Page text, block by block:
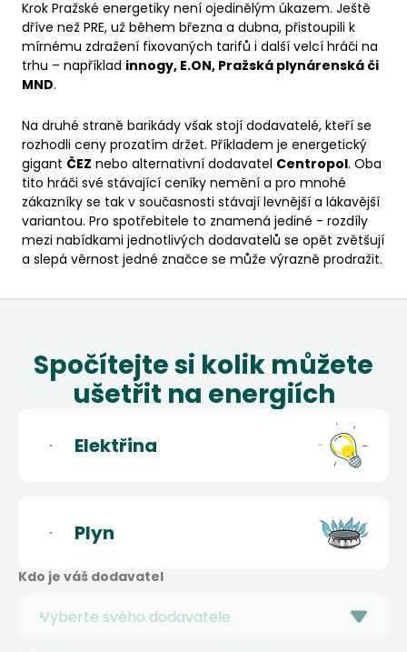
Krok Pražské energetiky není ojedinělým úkazem. Ještě
dříve než PRE, už během března a dubna, přistoupili k
mírnému zdražení fixovaných tarifů i další velcí hráči na
trhu – například innogy, E.ON, Pražská plynárenská či
MND.
Na druhé straně barikády však stojí dodavatelé, kteří se
rozhodli ceny prozatím držet. Příkladem je energetický
gigant ČEZ nebo alternativní dodavatel Centropol. Oba
tito hráči své stávající ceníky nemění a pro mnohé
zákazníky se tak v současnosti stávají levnější a lákavější
variantou. Pro spotřebitele to znamená jediné - rozdíly
mezi nabídkami jednotlivých dodavatelů se opět zvětšují
a slepá věrnost jedné značce se může výrazně prodražit.
Spočítejte si kolik můžete
ušetřit na energiích
Elektřina
Plyn
Kdo je váš dodavatel